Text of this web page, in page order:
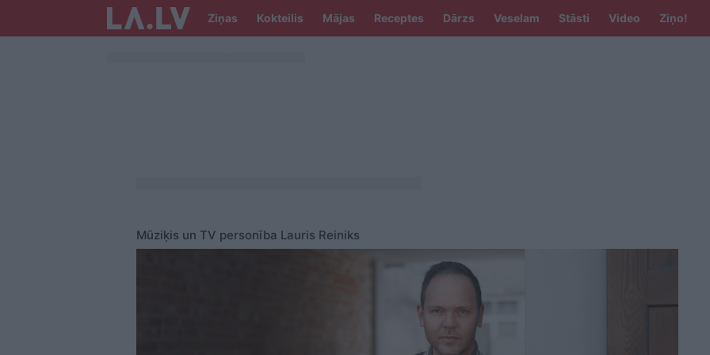
Ziņas Kokteilis Mājas Receptes Dārzs Veselam Stāsti Video Ziņo!
Mūziķis un TV personība Lauris Reiniks